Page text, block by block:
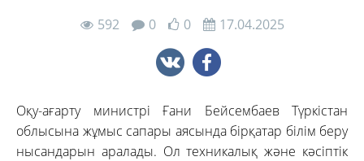
592 0 0 17.04.2025
Оқу-ағарту министрі Ғани Бейсембаев Түркістан
облысына жұмыс сапары аясында бірқатар білім беру
нысандарын аралады. Ол техникалық және кәсіптік